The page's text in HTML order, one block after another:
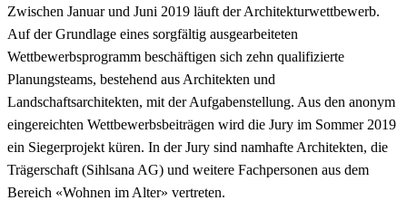
Zwischen Januar und Juni 2019 läuft der Architekturwettbewerb.
Auf der Grundlage eines sorgfältig ausgearbeiteten
Wettbewerbsprogramm beschäftigen sich zehn qualifizierte
Planungsteams, bestehend aus Architekten und
Landschaftsarchitekten, mit der Aufgabenstellung. Aus den anonym
eingereichten Wettbewerbsbeiträgen wird die Jury im Sommer 2019
ein Siegerprojekt küren. In der Jury sind namhafte Architekten, die
Trägerschaft (Sihlsana AG) und weitere Fachpersonen aus dem
Bereich «Wohnen im Alter» vertreten.